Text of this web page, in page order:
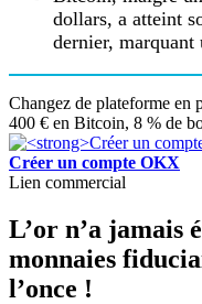
dollars, a atteint
dernier, marquant
Changez de plateforme en
400 € en Bitcoin, 8 % de
Créer un compte OKX
Lien commercial
L’or n’a jamais
monnaies
l’once !